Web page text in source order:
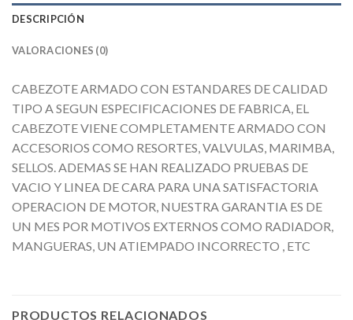
DESCRIPCIÓN
VALORACIONES (0)
CABEZOTE ARMADO CON ESTANDARES DE CALIDAD
TIPO A SEGUN ESPECIFICACIONES DE FABRICA, EL
CABEZOTE VIENE COMPLETAMENTE ARMADO CON
ACCESORIOS COMO RESORTES, VALVULAS, MARIMBA,
SELLOS. ADEMAS SE HAN REALIZADO PRUEBAS DE
VACIO Y LINEA DE CARA PARA UNA SATISFACTORIA
OPERACION DE MOTOR, NUESTRA GARANTIA ES DE
UN MES POR MOTIVOS EXTERNOS COMO RADIADOR,
MANGUERAS, UN ATIEMPADO INCORRECTO , ETC
PRODUCTOS RELACIONADOS